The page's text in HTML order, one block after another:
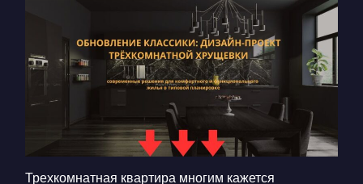
+380671500551
Заказать звонок сейчас
Трехкомнатная квартира многим кажется